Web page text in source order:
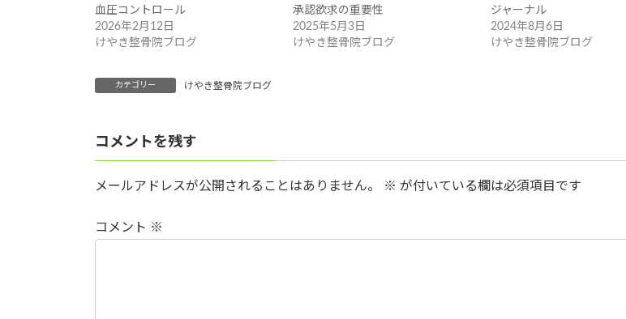
血圧コントロール
2026年2月12日
けやき整骨院ブログ
承認欲求の重要性
2025年5月3日
けやき整骨院ブログ
ジャーナル
2024年8月6日
けやき整骨院ブログ
カテゴリー けやき整骨院ブログ
コメントを残す
メールアドレスが公開されることはありません。 ※ が付いている欄は必須項目です
コメント ※